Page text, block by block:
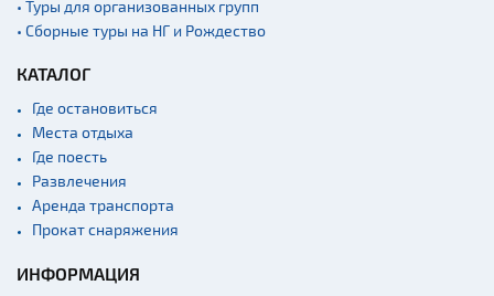
Памятники
Памятники известным
Монастыри
Костелы
Театры
Концертные залы
• Туры для организованных групп
• Сборные туры на НГ и Рождество
КАТАЛОГ
Где остановиться
Места отдыха
Где поесть
Развлечения
Аренда транспорта
Прокат снаряжения
ИНФОРМАЦИЯ